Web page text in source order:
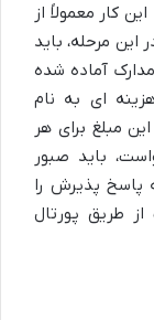
کار معمولاً از
این مرحله، باید
آماده شده
ای به نام
مبلغ برای هر
باید صبور
دانشگاه ها طی 4 تا 12 هفته پاسخ پذیرش را
طریق پورتال